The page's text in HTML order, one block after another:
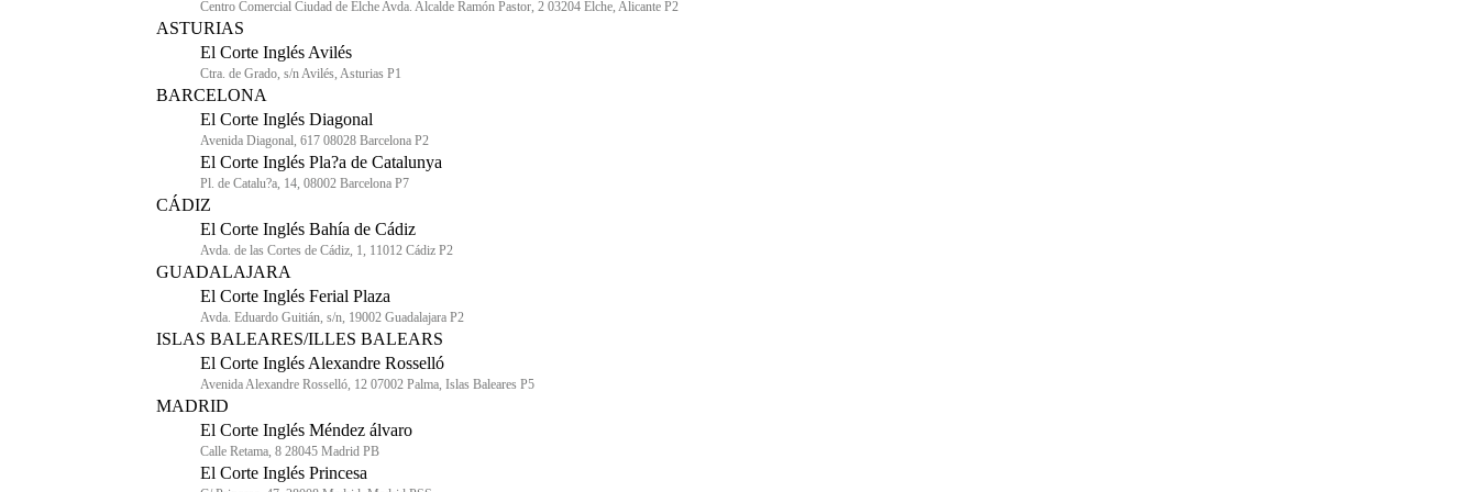
Centro Comercial Ciudad de Elche Avda. Alcalde Ramón Pastor, 2 03204 Elche, Alicante P2
ASTURIAS
El Corte Inglés Avilés
Ctra. de Grado, s/n Avilés, Asturias P1
BARCELONA
El Corte Inglés Diagonal
Avenida Diagonal, 617 08028 Barcelona P2
El Corte Inglés Pla?a de Catalunya
Pl. de Catalu?a, 14, 08002 Barcelona P7
CÁDIZ
El Corte Inglés Bahía de Cádiz
Avda. de las Cortes de Cádiz, 1, 11012 Cádiz P2
GUADALAJARA
El Corte Inglés Ferial Plaza
Avda. Eduardo Guitián, s/n, 19002 Guadalajara P2
ISLAS BALEARES/ILLES BALEARS
El Corte Inglés Alexandre Rosselló
Avenida Alexandre Rosselló, 12 07002 Palma, Islas Baleares P5
MADRID
El Corte Inglés Méndez álvaro
Calle Retama, 8 28045 Madrid PB
El Corte Inglés Princesa